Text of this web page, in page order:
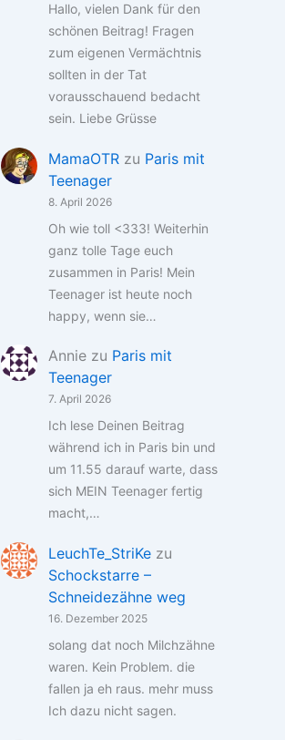
Hallo, vielen Dank für den
schönen Beitrag! Fragen
zum eigenen Vermächtnis
sollten in der Tat
vorausschauend bedacht
sein. Liebe Grüsse
MamaOTR zu Paris mit
Teenager
8. April 2026
Oh wie toll <333! Weiterhin
ganz tolle Tage euch
zusammen in Paris! Mein
Teenager ist heute noch
happy, wenn sie…
Annie zu Paris mit
Teenager
7. April 2026
Ich lese Deinen Beitrag
während ich in Paris bin und
um 11.55 darauf warte, dass
sich MEIN Teenager fertig
macht,…
LeuchTe_StriKe zu
Schockstarre –
Schneidezähne weg
16. Dezember 2025
solang dat noch Milchzähne
waren. Kein Problem. die
fallen ja eh raus. mehr muss
Ich dazu nicht sagen.